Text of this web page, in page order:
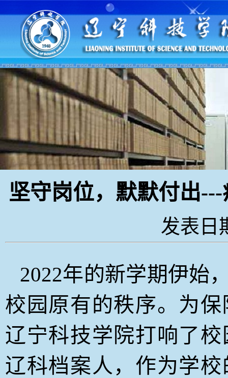
坚守岗位，默默付出
发表日
2022年的新学期伊始
校园原有的秩序。为
辽宁科技学院打响了
辽科档案人，作为学